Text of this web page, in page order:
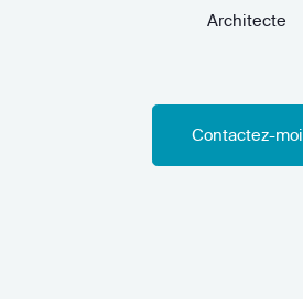
Architecte
Contactez-moi